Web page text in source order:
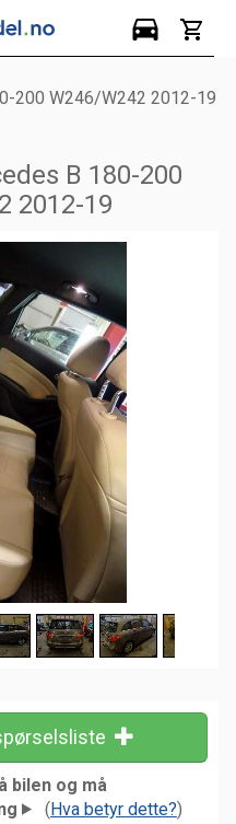
200 W246/W242 2012-19
B 180-200
2012-19
bilen og må
(Hva betyr dette?)